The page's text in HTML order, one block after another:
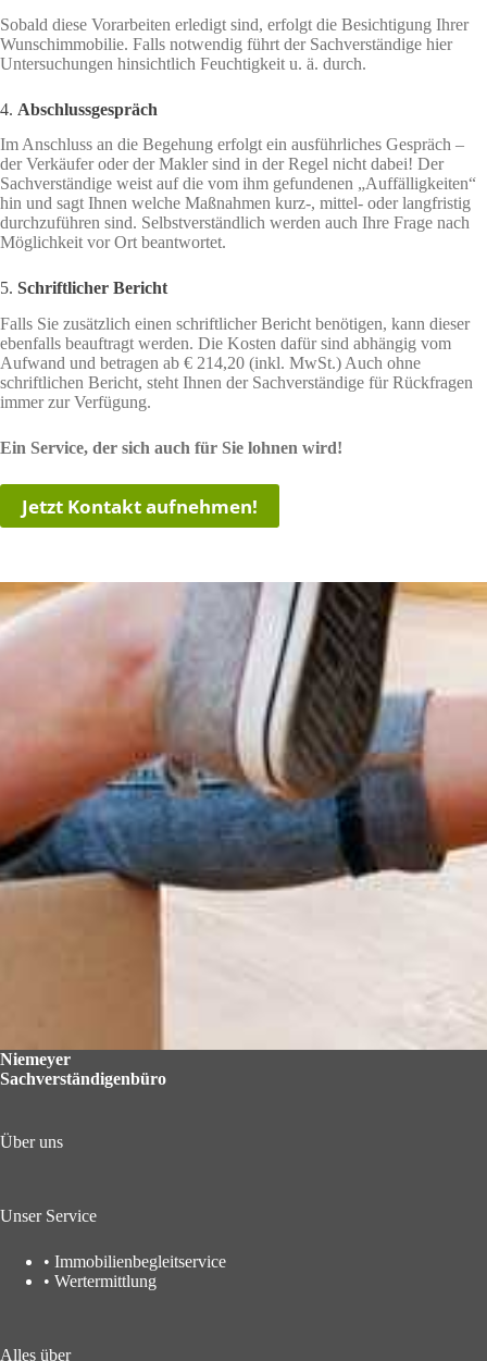
Sobald diese Vorarbeiten erledigt sind, erfolgt die Besichtigung Ihrer
Wunschimmobilie. Falls notwendig führt der Sachverständige hier
Untersuchungen hinsichtlich Feuchtigkeit u. ä. durch.
4. Abschlussgespräch
Im Anschluss an die Begehung erfolgt ein ausführliches Gespräch –
der Verkäufer oder der Makler sind in der Regel nicht dabei! Der
Sachverständige weist auf die vom ihm gefundenen „Auffälligkeiten“
hin und sagt Ihnen welche Maßnahmen kurz-, mittel- oder langfristig
durchzuführen sind. Selbstverständlich werden auch Ihre Frage nach
Möglichkeit vor Ort beantwortet.
5. Schriftlicher Bericht
Falls Sie zusätzlich einen schriftlicher Bericht benötigen, kann dieser
ebenfalls beauftragt werden. Die Kosten dafür sind abhängig vom
Aufwand und betragen ab € 214,20 (inkl. MwSt.) Auch ohne
schriftlichen Bericht, steht Ihnen der Sachverständige für Rückfragen
immer zur Verfügung.
Ein Service, der sich auch für Sie lohnen wird!
Jetzt Kontakt aufnehmen!
Niemeyer
Sachverständigenbüro
Über uns
Unser Service
• Immobilienbegleitservice
• Wertermittlung
Alles über